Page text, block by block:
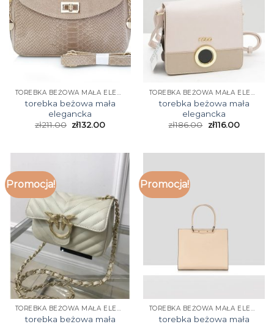
TOREBKA BEŻOWA MAŁA ELEGANCKA
torebka beżowa mała
elegancka
zł211.00 zł132.00
TOREBKA BEŻOWA MAŁA ELEGANCKA
torebka beżowa mała
elegancka
zł186.00 zł116.00
Promocja!
TOREBKA BEŻOWA MAŁA ELEGANCKA
torebka beżowa mała
Promocja!
TOREBKA BEŻOWA MAŁA ELEGANCKA
torebka beżowa mała